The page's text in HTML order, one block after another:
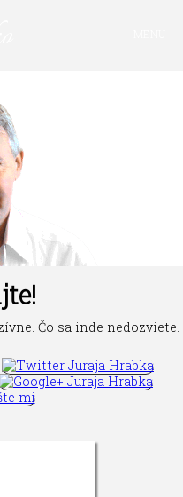
Čo sa inde nedozviete.